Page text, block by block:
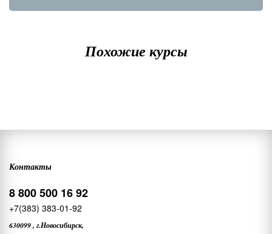
Похожие курсы
Контакты
8 800 500 16 92
+7(383) 383-01-92
630099, г.Новосибирск,